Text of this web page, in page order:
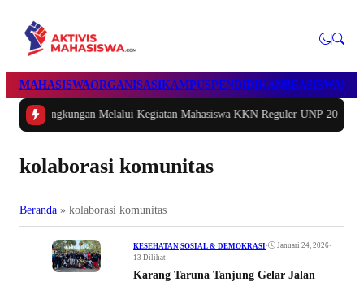
MAHASISWAORGANISASIKAMPUSPENDIDIKANBEASISWA
Melalui Kegiatan Mahasiswa KKN Reguler UNP 2026| #2 -Peduli
kolaborasi komunitas
Beranda » kolaborasi komunitas
KESEHATAN SOSIAL & DEMOKRASI • Januari 24, 2026•
13 Dilihat
Karang Taruna Tanjung Gelar Jalan